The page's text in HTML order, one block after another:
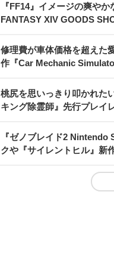
『FF14』イメージの爽や
FANTASY XIV GOODS
修理費が車体価格を超えた
作『Car Mechanic
桃尻を思いっきり叩かれた
キング除霊師』先行プレイ
『ゼノブレイド2
クや『サイレントヒル』新